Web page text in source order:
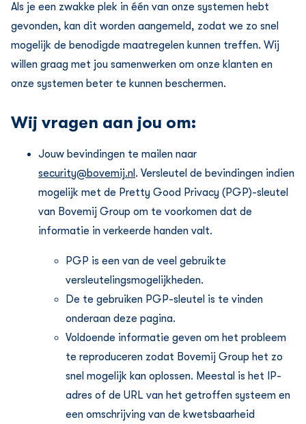
Als je een zwakke plek in één van onze systemen hebt
gevonden, kan dit worden aangemeld, zodat we zo snel
mogelĳk de benodigde maatregelen kunnen treffen. Wij
willen graag met jou samenwerken om onze klanten en
onze systemen beter te kunnen beschermen.
Wij vragen aan jou om:
Jouw bevindingen te mailen naar
security@bovemij.nl . Versleutel de bevindingen indien
mogelijk met de Pretty Good Privacy (PGP)-sleutel
van Bovemij Group om te voorkomen dat de
informatie in verkeerde handen valt.
PGP is een van de veel gebruikte
versleutelingsmogelijkheden.
De te gebruiken PGP-sleutel is te vinden
onderaan deze pagina.
Voldoende informatie geven om het probleem
te reproduceren zodat Bovemij Group het zo
snel mogelijk kan oplossen. Meestal is het IP-
adres of de URL van het getroffen systeem en
een omschrijving van de kwetsbaarheid